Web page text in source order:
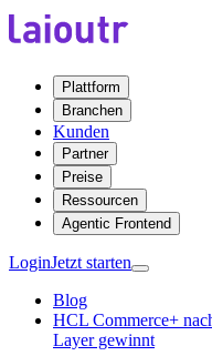
Plattform
Branchen
Kunden
Partner
Preise
Ressourcen
Agentic Frontend
LoginJetzt starten
Blog
HCL Commerce+
Layer gewinnt